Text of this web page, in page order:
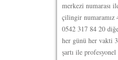
merkezi numarası
çilingir numaramız
0542 317 84 20
her günü her vakti
şartı ile